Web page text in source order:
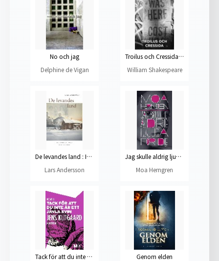
No och jag
Delphine de Vigan
Troilus och Cressida - En tragedi
William Shakespeare
De levandes land : Intill Storälven
Lars Andersson
Jag skulle aldrig ljuga för dig
Moa Herngren
Tack för att du inte är ett jävla svin
Genom elden